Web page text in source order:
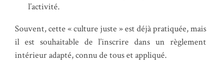
l’activité.
Souvent, cette « culture juste » est déjà pratiquée, mais
il est souhaitable de l’inscrire dans un règlement
intérieur adapté, connu de tous et appliqué.